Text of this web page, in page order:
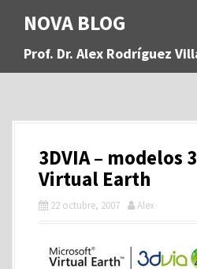
a
NOVA BLOG
Prof. Dr. Alex Rodríguez
3DVIA – modelos
Virtual Earth
22 octubre, 2007 Alex